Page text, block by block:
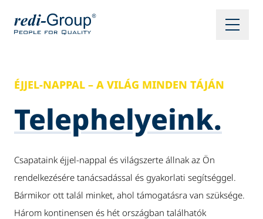
ÉJJEL-NAPPAL – A VILÁG MINDEN TÁJÁN
Telephelyeink.
Csapataink éjjel-nappal és világszerte állnak az Ön
rendelkezésére tanácsadással és gyakorlati segítséggel.
Bármikor ott talál minket, ahol támogatásra van szüksége.
Három kontinensen és hét országban találhatók